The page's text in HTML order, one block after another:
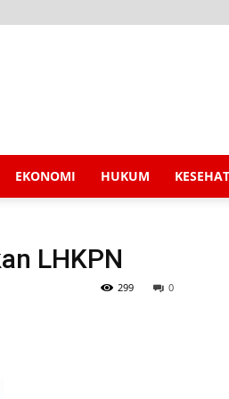
EKONOMI HUKUM
LHKPN
0
299